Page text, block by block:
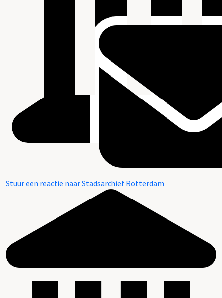
Stuur een reactie naar Stadsarchief Rotterdam